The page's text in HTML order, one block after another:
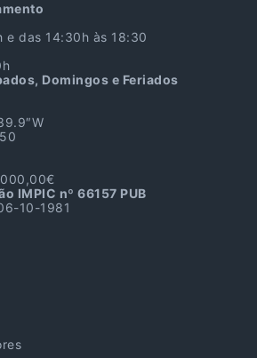
e das 14:30h às 18:30
Domingos e Feriados
IMPIC nº 66157 PUB
10-1981